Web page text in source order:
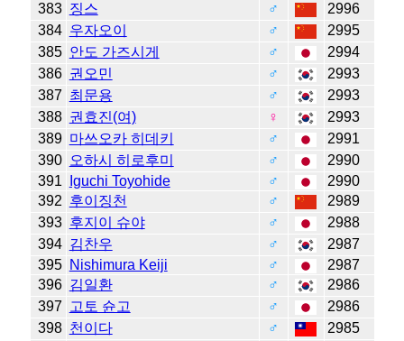
383 징스 ♂
2996
384 우자오이 ♂
2995
385 안도 가즈시게 ♂
2994
386 권오민 ♂
2993
387 최문용 ♂
2993
388 권효진(여) ♀
2993
389 마쓰오카 히데키 ♂
2991
390 오하시 히로후미 ♂
2990
391
Iguchi Toyohide ♂
2990
392 후이징천 ♂
2989
393 후지이 슈야 ♂
2988
394 김찬우 ♂
2987
395 Nishimura Keiji ♂
2987
396 김일환 ♂
2986
397
고토 슌고 ♂
2986
398 천이다 ♂
2985